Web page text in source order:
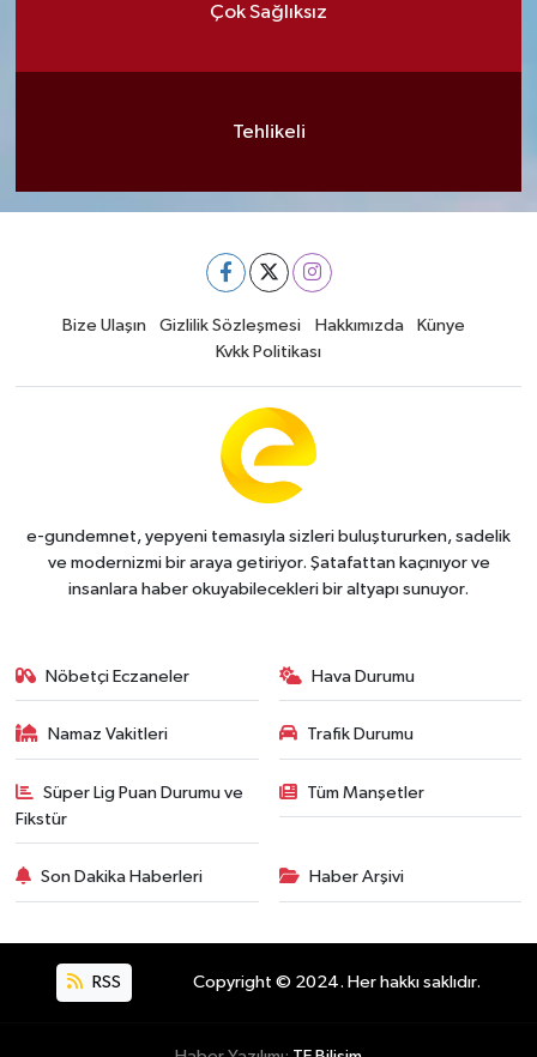
Çok Sağlıksız
Tehlikeli
Bize Ulaşın Gizlilik Sözleşmesi Hakkımızda
Künye
Kvkk Politikası
e-gundemnet, yepyeni temasıyla sizleri buluştururken, sadelik
ve modernizmi bir araya getiriyor. Şatafattan kaçınıyor ve
insanlara haber okuyabilecekleri bir altyapı sunuyor.
Nöbetçi Eczaneler Hava Durumu
Namaz Vakitleri Trafik Durumu
Süper Lig Puan Durumu ve
Fikstür
Tüm Manşetler
Son Dakika Haberleri Haber Arşivi
RSS Copyright © 2024. Her hakkı saklıdır.